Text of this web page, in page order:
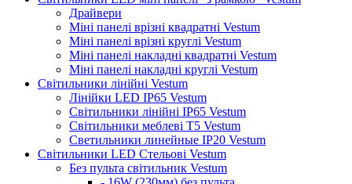
Драйвери
Міні панелі врізні квадратні Vestum
Міні панелі врізні круглі Vestum
Міні панелі накладні квадратні Vestum
Міні панелі накладні круглі Vestum
Світильники лінійні Vestum
Лінійки LED IP65 Vestum
Світильники лінійні IP65 Vestum
Світильники меблеві Т5 Vestum
Светильники линейные IP20 Vestum
Світильники LED Стельові Vestum
Без пульта світильник Vestum